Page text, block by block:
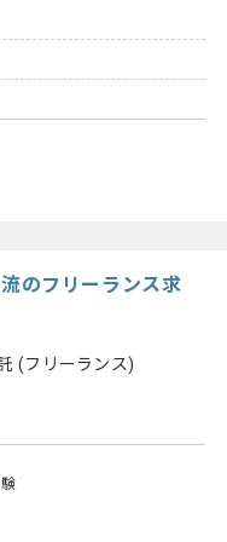
のフリーランス求
(フリーランス)